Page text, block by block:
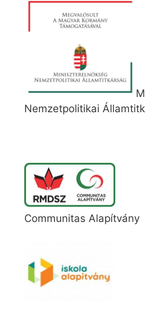
Nemzetpolitikai
Communitas Alapítvány